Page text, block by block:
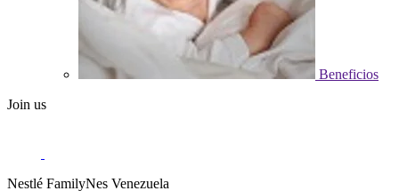
Beneficios
Join us
Nestlé FamilyNes Venezuela